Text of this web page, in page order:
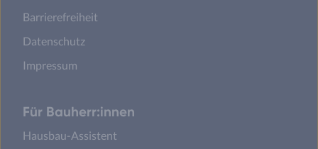
Barrierefreiheit
Datenschutz
Impressum
Für Bauherr:innen
Hausbau-Assistent